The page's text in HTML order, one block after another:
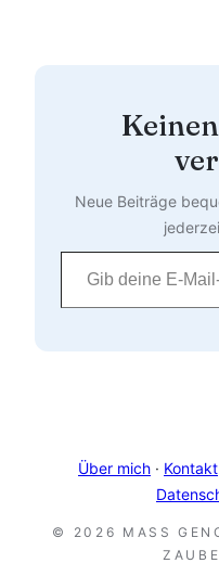
Neue Beiträge
Gib deine E-Mail-Adresse ein …
Über mich · Kontakt
© 2026 MASS